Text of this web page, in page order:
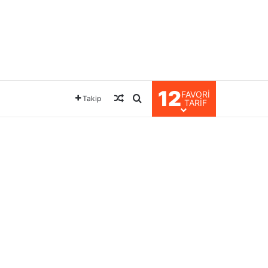
Takip Rastgele Makale
Arama yap ...
12FAVORI
TARIF